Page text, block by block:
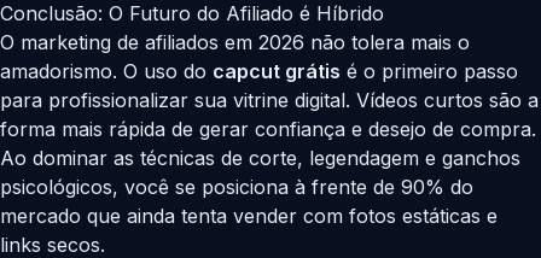
Conclusão: O Futuro do Afiliado é Híbrido
O marketing de afiliados em 2026 não tolera mais o
amadorismo. O uso do capcut grátis é o primeiro passo
para profissionalizar sua vitrine digital. Vídeos curtos são a
forma mais rápida de gerar confiança e desejo de compra.
Ao dominar as técnicas de corte, legendagem e ganchos
psicológicos, você se posiciona à frente de 90% do
mercado que ainda tenta vender com fotos estáticas e
links secos.